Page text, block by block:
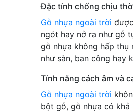
Đặc tính chống chịu
Gỗ nhựa ngoài trời
ngót hay nở ra như gỗ
gỗ nhựa không hấp
như sàn, ban công hay
Tính năng cách âm và
Gỗ nhựa ngoài trời
bột gỗ, gỗ nhựa có